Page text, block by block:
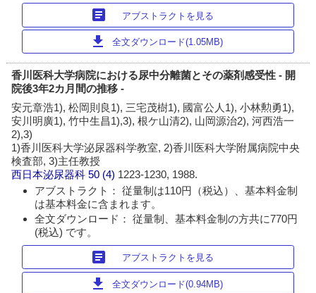
article アブストラクトを見る
download 全文ダウンロード(1.05MB)
香川医科大学病院における尿中分離菌とその薬剤感受性 - 開
院後3年2カ月間の推移 -
安元章浩1), 松岡則良1), 三宅茂樹1), 國富公人1), 小林勲勇1),
安川明廣1), 竹中生昌1),3), 根ケ山清2), 山岡源治2), 河西浩一
2),3)
1)香川医科大学泌尿器科学教室, 2)香川医科大学附属病院中央
検査部, 3)主任教授
西日本泌尿器科 50 (4) 1223-1230, 1988.
アブストラクト： 従量制は110円（税込）、基本料金制
は基本料金に含まれます。
全文ダウンロード： 従量制、基本料金制の方共に770円
(税込) です。
article アブストラクトを見る
download 全文ダウンロード(0.94MB)